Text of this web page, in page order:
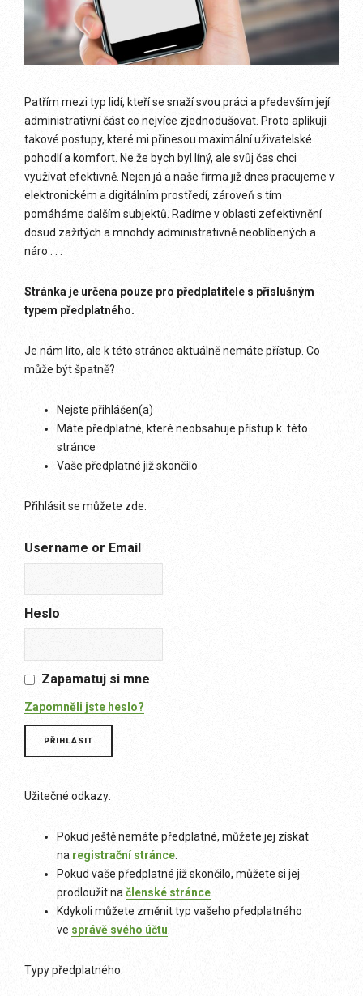
Patřím mezi typ lidí, kteří se snaží svou práci a především její
administrativní část co nejvíce zjednodušovat. Proto aplikuji
takové postupy, které mi přinesou maximální uživatelské
pohodlí a komfort. Ne že bych byl líný, ale svůj čas chci
využívat efektivně. Nejen já a naše firma již dnes pracujeme v
elektronickém a digitálním prostředí, zároveň s tím
pomáháme dalším subjektů. Radíme v oblasti zefektivnění
dosud zažitých a mnohdy administrativně neoblíbených a
náro . . .
Stránka je určena pouze pro předplatitele s příslušným
typem předplatného.
Je nám líto, ale k této stránce aktuálně nemáte přístup. Co
může být špatně?
Nejste přihlášen(a)
Máte předplatné, které neobsahuje přístup k této
stránce
Vaše předplatné již skončilo
Přihlásit se můžete zde:
Username or Email
Heslo
Zapamatuj si mne
Zapomněli jste heslo?
Užitečné odkazy:
Pokud ještě nemáte předplatné, můžete jej získat
na registrační stránce
Pokud vaše předplatné již skončilo, můžete si jej
prodloužit na členské stránce
Kdykoli můžete změnit typ vašeho předplatného
ve správě svého účtu
Typy předplatného: